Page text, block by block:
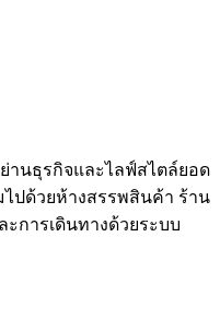
านธุรกิจและไลฟ์สไตล์ยอด
ปด้วยห้างสรรพสินค้า ร้าน
การเดินทางด้วยระบบ